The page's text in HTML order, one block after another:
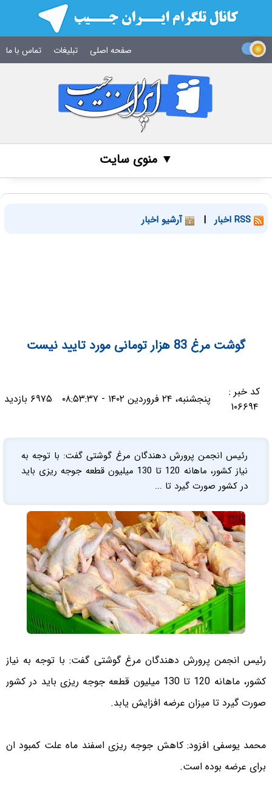
صفحه اصلی تبلیغات تماس با ما
▼ منوی سایت
| آرشیو اخبار
گوشت مرغ 83 هزار تومانی مورد تایید نیست
کد خبر :
۱۰۶۶۹۴
پنجشنبه، ۲۴ فروردین ۱۴۰۲ - ۰۸:۵۳:۳۷ ۶۹۷۵ بازدید
رئیس انجمن پرورش دهندگان مرغ گوشتی گفت: با توجه به
نیاز کشور، ماهانه 120 تا 130 میلیون قطعه جوجه ریزی باید
در کشور صورت گیرد تا ...
رئیس انجمن پرورش دهندگان مرغ گوشتی گفت: با توجه به نیاز
کشور، ماهانه 120 تا 130 میلیون قطعه جوجه ریزی باید در کشور
صورت گیرد تا میزان عرضه افزایش یابد.
محمد یوسفی افزود: کاهش جوجه ریزی اسفند ماه علت کمبود ان
برای عرضه بوده است.